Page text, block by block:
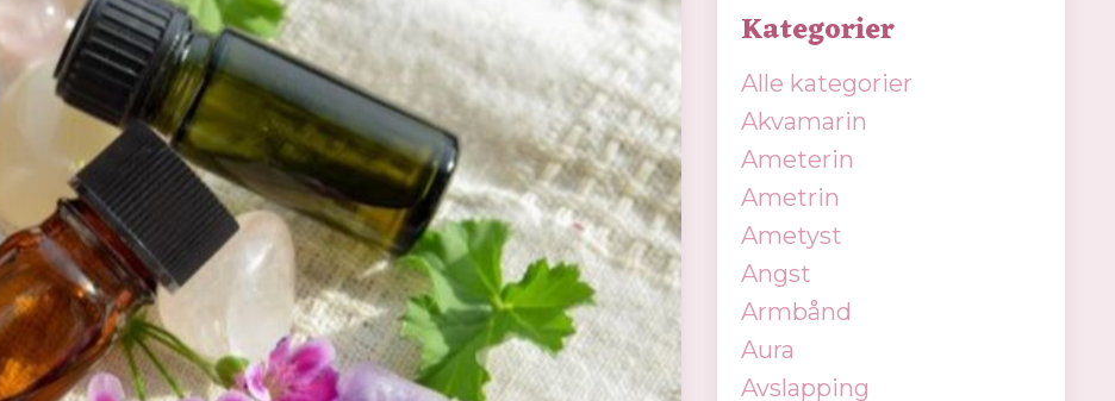
Kategorier
Alle kategorier
Akvamarin
Ameterin
Ametrin
Ametyst
Angst
Armbånd
Aura
Avslapping